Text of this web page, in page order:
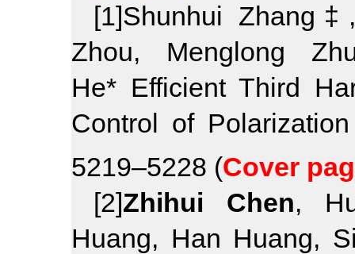
[1]Shunhui
Zhou, Menglong
He* Efficient Third
Control of
5219–5228 (Cover
[2]Zhihui Chen,
Huang, Han Huang,